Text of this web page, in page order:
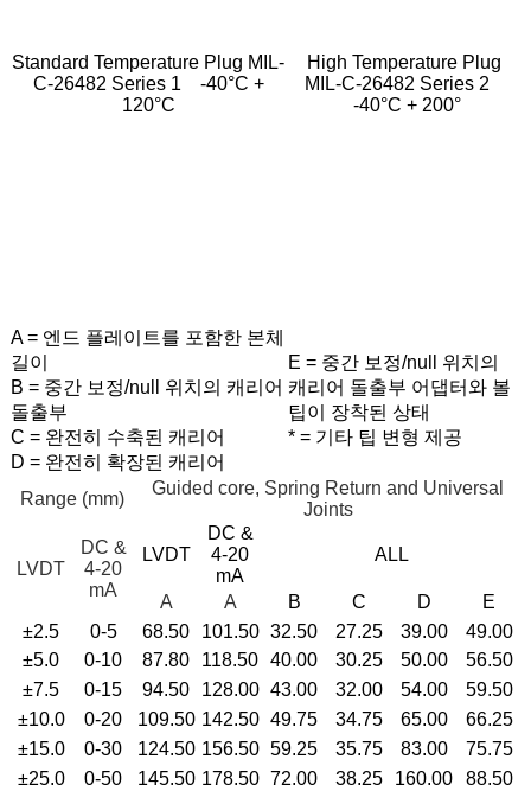
Standard Temperature Plug MIL-
C-26482 Series 1 -40°C +
120°C
High Temperature Plug
MIL-C-26482 Series 2
-40°C + 200°
A = 엔드 플레이트를 포함한 본체
길이
B = 중간 보정/null 위치의 캐리어
돌출부
C = 완전히 수축된 캐리어
D = 완전히 확장된 캐리어
E = 중간 보정/null 위치의
캐리어 돌출부 어댑터와 볼
팁이 장착된 상태
* = 기타 팁 변형 제공
Range (mm)
Guided core, Spring Return and Universal
Joints
LVDT
DC &
4-20
mA
LVDT
DC &
4-20
mA
ALL
A A B C D
E
±2.5
0-5 68.50 101.50 32.50 27.25 39.00
49.00
±5.0
0-10 87.80 118.50 40.00 30.25 50.00
56.50
±7.5
0-15 94.50 128.00 43.00 32.00 54.00
59.50
±10.0
0-20 109.50 142.50 49.75 34.75 65.00
66.25
±15.0
0-30 124.50 156.50 59.25 35.75 83.00
75.75
±25.0
0-50 145.50 178.50 72.00 38.25 160.00
88.50